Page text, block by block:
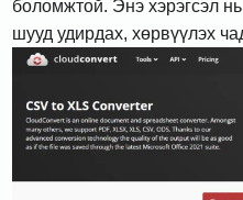
боломжтой. Энэ хэрэгсэл
шууд удирдах, хөрвүүлэх